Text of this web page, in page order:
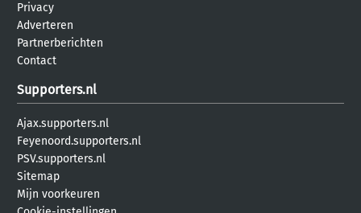
Privacy
Adverteren
Partnerberichten
Contact
Supporters.nl
Ajax.supporters.nl
Feyenoord.supporters.nl
PSV.supporters.nl
Sitemap
Mijn voorkeuren